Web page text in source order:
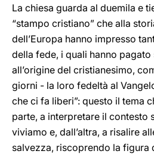
La chiesa guarda al duemila e
“stampo cristiano” che alla
dell’Europa hanno impresso
della fede, i quali hanno
all’origine del cristianesimo,
giorni - la loro fedeltà al
che ci fa liberi”: questo il tema
parte, a interpretare il contesto
viviamo e, dall’altra, a risalire
salvezza, riscoprendo la figura